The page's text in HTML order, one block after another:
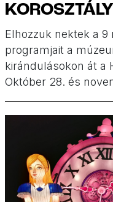
Elhozzuk nektek a
programjait a
kirándulásokon át a
Október 28. és